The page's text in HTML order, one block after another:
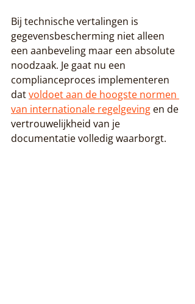
Bij technische vertalingen is
gegevensbescherming niet alleen
een aanbeveling maar een absolute
noodzaak. Je gaat nu een
complianceproces implementeren
dat voldoet aan de hoogste normen
van internationale regelgeving en de
vertrouwelijkheid van je
documentatie volledig waarborgt.